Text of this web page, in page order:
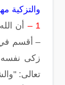
والتزكية
1 –
أن
– أقسم
زكى
تعالى: